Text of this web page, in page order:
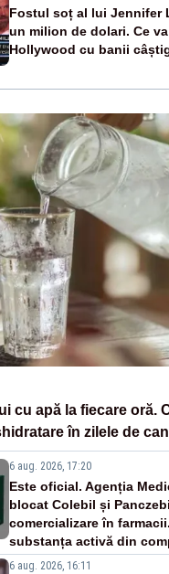
Fostul soț al lui Jennifer
un milion de dolari. Ce
Hollywood cu banii
cu apă la fiecare oră.
în zilele de
6 aug. 2026, 17:20
Este oficial. Agenția
blocat Colebil și
comercializare în
substanța activă din
6 aug. 2026, 16:11